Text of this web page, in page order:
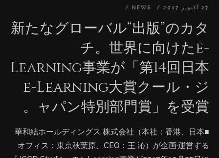
撮影や、創作者から提供された作品の製作監修を行う。
二、『JCCD Studio』はコンテンツをグローバルOnline
出版するための運用管理を行う。 三、『JCCD Studio』
の配信による収益は創作者にロイヤリティーを配当す
る。 四、『東洋美術学校』は作品リリース後に、
『JCCD Studio』から提供したフィードバックに基づ
き、コンテンツマネジメントに活用する。 ■講師紹介
（一部） ▷珈琲貴族 (Fan:12万人) イラストレーター・原
https://twitter.com/coffeekizoku
http://coffeekizoku.blog77.fc2.com/ ▷refeia (Fan:5.1
ヒルズフォーラム 5F ホールA（〒105-6305 東京都港区
虎ノ門1-23-3） 主催：クールジャパン官民連携プラット
フォーム（事務局：内閣府知的財産戦略推進事務局） 後
援：クールジャパン機構、日本貿易振興機構
（JETRO）、日本商工会議所、東京商工会議所、映像産
業振興機構（VIPO） ホームページ: http://cjmf.jp/
⑵「コンテンツ活用促進セミナー＆コンテンツ企業×異業
種企業マッチング交流会」 異業種マッチング交流会を通
を高め、事業拡大に向けた可能性の創出を目指します。
コンテンツ企業×「製造」「医療」「教育」分野の企業さ
27 أكتوبر 2017 NEWS
新たなグローバル“出版”のカタ
チ。世界に向けたe-
Learning事業が「第14回日本
e-Learning大賞クール・ジ
ャパン特別部門賞」を受賞。
■華和結ホールディングス 株式会社（本社：香港、日本
オフィス：東京秋葉原、CEO：王 沁）が企画·運営する